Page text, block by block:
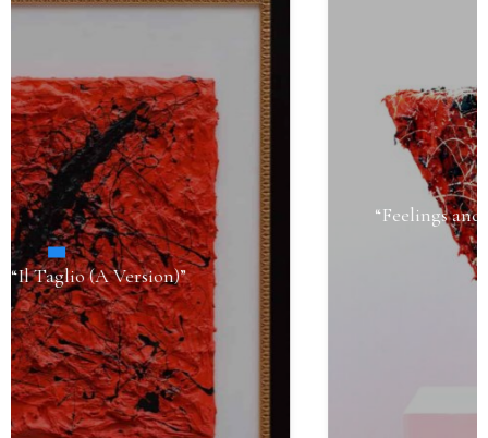
“Feelings and Emotions” – Il Cuore della Terra
F Version